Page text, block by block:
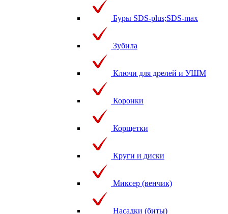
Буры SDS-plus;SDS-max
Зубила
Ключи для дрелей и УШМ
Коронки
Корщетки
Круги и диски
Миксер (венчик)
Насадки (биты)